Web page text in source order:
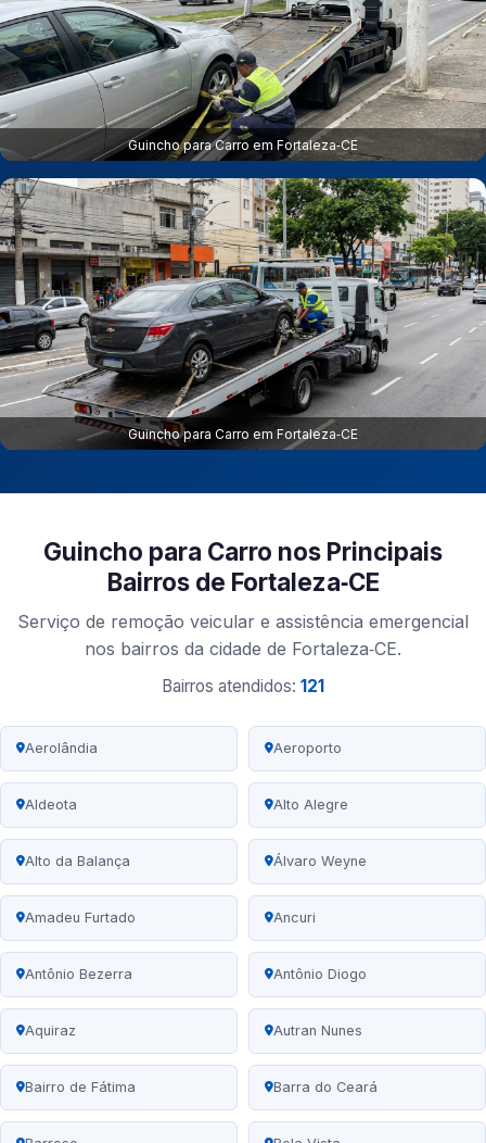
Guincho para Carro em Fortaleza‑CE
Guincho para Carro em Fortaleza‑CE
Guincho para Carro nos Principais
Bairros de Fortaleza‑CE
Serviço de remoção veicular e assistência emergencial
nos bairros da cidade de Fortaleza‑CE.
Bairros atendidos: 121
Aerolândia Aeroporto
Aldeota Alto Alegre
Alto da Balança Álvaro Weyne
Amadeu Furtado Ancuri
Antônio Bezerra Antônio Diogo
Aquiraz Autran Nunes
Bairro de Fátima Barra do Ceará